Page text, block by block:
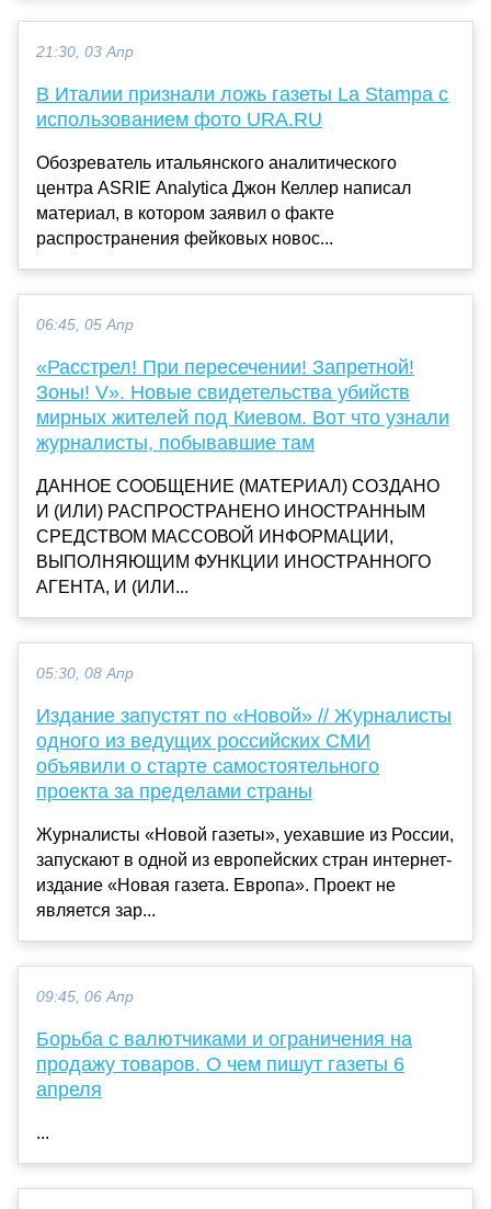
21:30, 03 Апр
В Италии признали ложь газеты La Stampa с
использованием фото URA.RU
Обозреватель итальянского аналитического
центра ASRIE Analytica Джон Келлер написал
материал, в котором заявил о факте
распространения фейковых новос...
06:45, 05 Апр
«Расстрел! При пересечении! Запретной!
Зоны! V». Новые свидетельства убийств
мирных жителей под Киевом. Вот что узнали
журналисты, побывавшие там
ДАННОЕ СООБЩЕНИЕ (МАТЕРИАЛ) СОЗДАНО
И (ИЛИ) РАСПРОСТРАНЕНО ИНОСТРАННЫМ
СРЕДСТВОМ МАССОВОЙ ИНФОРМАЦИИ,
ВЫПОЛНЯЮЩИМ ФУНКЦИИ ИНОСТРАННОГО
АГЕНТА, И (ИЛИ...
05:30, 08 Апр
Издание запустят по «Новой» // Журналисты
одного из ведущих российских СМИ
объявили о старте самостоятельного
проекта за пределами страны
Журналисты «Новой газеты», уехавшие из России,
запускают в одной из европейских стран интернет-
издание «Новая газета. Европа». Проект не
является зар...
09:45, 06 Апр
Борьба с валютчиками и ограничения на
продажу товаров. О чем пишут газеты 6
апреля
...